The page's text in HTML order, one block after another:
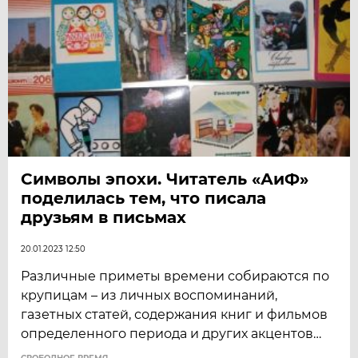
Символы эпохи. Читатель «АиФ»
поделилась тем, что писала
друзьям в письмах
20.01.2023 12:50
Различные приметы времени собираются по
крупицам – из личных воспоминаний,
газетных статей, содержания книг и фильмов
определенного периода и других акцентов…